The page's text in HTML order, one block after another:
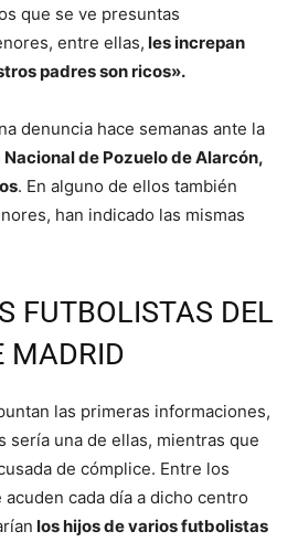
que se ve presuntas
entre ellas, les increpan
padres son ricos».
denuncia hace semanas ante la
Nacional de Pozuelo de Alarcón,
. En alguno de ellos también
han indicado las mismas
FUTBOLISTAS DEL
MADRID
las primeras informaciones,
sería una de ellas, mientras que
de cómplice. Entre los
cada día a dicho centro
los hijos de varios futbolistas